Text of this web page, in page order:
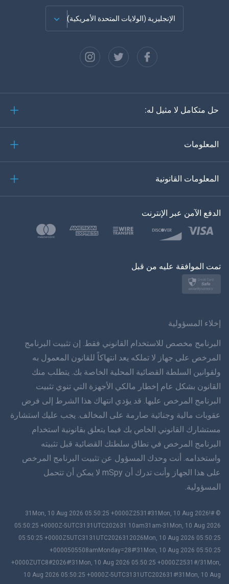
الإنجليزية (الولايات المتحدة الأمريكية)
الاسبانية
البرتغالية
한?의의
بولسكي
简体 体 中文
हिंददी
اللغة الهولندية
עברית
رومانا
繁體 中文文
سلوفينيا
باهاسا ميلايو
حل متكامل لا مثيل له:
المعلومات
المعلومات القانونية
الدفع الآمن عبر الإنترنت
تمت الموافقة عليه من قبل
إخلاء المسؤولية
البرنامج مخصص للاستخدام القانوني فقط. إن تثبيت البرنامج
المرخص على جهاز لا تملكه يعد انتهاكاً للقانون المعمول به
ولقوانين السلطة القضائية المحلية الخاصة بك. يتطلب منك
القانون بشكل عام إخطار مالكي الأجهزة التي تنوي تثبيت
البرنامج المرخص عليها. قد يؤدي انتهاك هذا الشرط إلى فرض
عقوبات مالية وجنائية صارمة على المخالف. يجب عليك استشارة
مستشارك القانوني الخاص بك فيما يتعلق بقانونية استخدام
البرنامج المرخص في نطاق سلطتك القضائية قبل تثبيته
واستخدامه. أنت وحدك المسؤول عن تثبيت البرنامج المرخص
على هذا الجهاز وأنت تدرك أن mSpy لا يمكن أن تتحمل
المسؤولية.
© #!31Mon, 10 Aug 2026 05:50:25 +0000Z2531#31Mon, 10 Aug 2026
05:50:25 +0000Z-5UTC3131UTC202631 10am31am-31Mon, 10 Aug 2026
05:50:25 +0000Z5UTC3131UTC2026312026Mon, 10 Aug 2026 05:50:25
+0000505508amMonday=28#!31Mon, 10 Aug 2026 05:50:25
+0000ZUTC8#2026#!31Mon, 10 Aug 2026 05:50:25 +0000Z2531#/31Mon,
10 Aug 2026 05:50:25 +0000Z-5UTC3131UTC202631#!31Mon, 10 Aug